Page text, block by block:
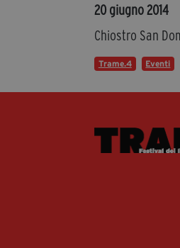
20 giugno 2014
Chiostro San
Trame.4 Eventi